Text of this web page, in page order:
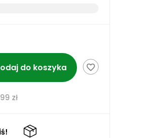
do koszyka favorite_border
zł